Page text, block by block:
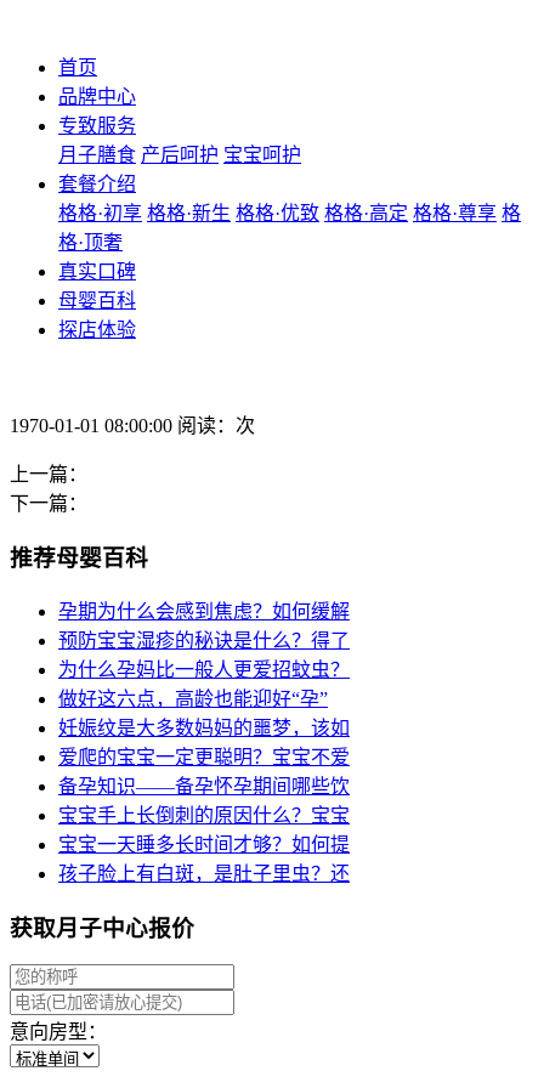
首页
品牌中心
专致服务
月子膳食 产后呵护 宝宝呵护
套餐介绍
格格·初享 格格·新生 格格·优致 格格·高定 格格·尊享 格
格·顶奢
真实口碑
母婴百科
探店体验
1970-01-01 08:00:00 阅读：次
上一篇：
下一篇：
推荐母婴百科
孕期为什么会感到焦虑？如何缓解
预防宝宝湿疹的秘诀是什么？得了
为什么孕妈比一般人更爱招蚊虫？
做好这六点，高龄也能迎好“孕”
妊娠纹是大多数妈妈的噩梦，该如
爱爬的宝宝一定更聪明？宝宝不爱
备孕知识——备孕怀孕期间哪些饮
宝宝手上长倒刺的原因什么？宝宝
宝宝一天睡多长时间才够？如何提
孩子脸上有白斑，是肚子里虫？还
获取月子中心报价
意向房型：